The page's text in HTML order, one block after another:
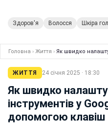
Здоров'я Волосся Шкіра
Головна › Життя › Як швидко
ЖИТТЯ 24 січня 2025 · 18:30
Як швидко
інструментів у
допомогою клавіш